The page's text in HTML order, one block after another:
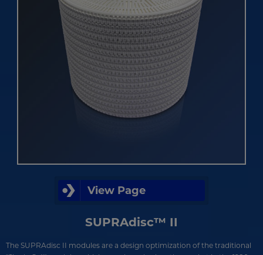
View Page
SUPRAdisc™ II
The SUPRAdisc II modules are a design optimization of the traditional